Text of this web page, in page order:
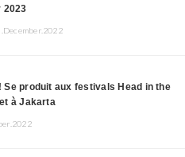
2023
Se produit aux festivals Head in the
à Jakarta